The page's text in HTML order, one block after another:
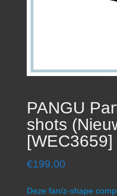
PANGU
shots
[WEC3659]
€199,00
Deze fan/z-shape